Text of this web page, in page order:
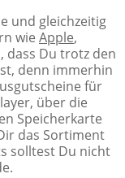
und gleichzeitig
wie Apple,
dass Du trotz den
denn immerhin
für
über die
Speicherkarte
das Sortiment
solltest Du nicht